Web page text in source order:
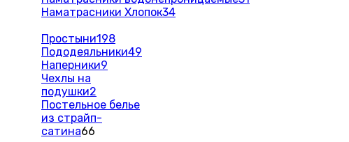
Наматрасники Хлопок34
Простыни198
Пододеяльники49
Наперники9
Чехлы на
подушки2
Постельное белье
из страйп-
сатина66